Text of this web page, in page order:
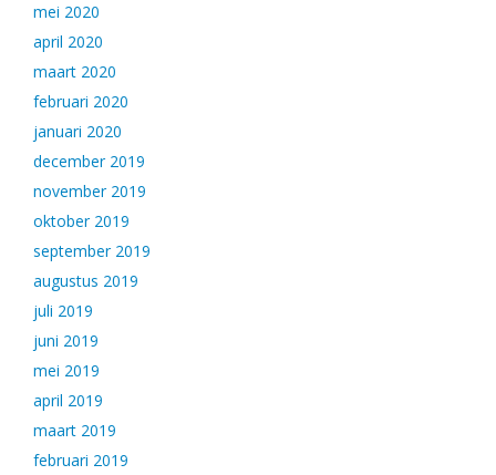
mei 2020
april 2020
maart 2020
februari 2020
januari 2020
december 2019
november 2019
oktober 2019
september 2019
augustus 2019
juli 2019
juni 2019
mei 2019
april 2019
maart 2019
februari 2019